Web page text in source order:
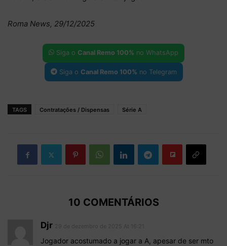
Roma News, 29/12/2025
Siga o Canal Remo 100% no WhatsApp
Siga o Canal Remo 100% no Telegram
TAGS Contratações / Dispensas Série A
10 COMENTÁRIOS
Djr
Jogador acostumado a jogar a A, apesar de ser mto